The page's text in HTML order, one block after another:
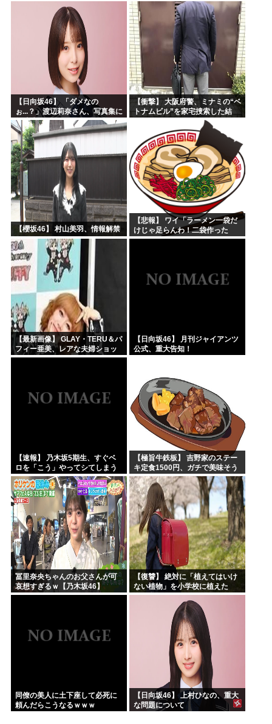
ろ！ 坂46】
【日向坂46】 「ダメなの
ぉ...？」渡辺莉奈さん、写真集に
興味津々
【衝撃】 大阪府警、ミナミの“ベ
トナムビル”を家宅捜索した結
【櫻坂46】 村山美羽、情報解禁
【悲報】 ワイ「ラーメン一袋だ
けじゃ足らんわ！二袋作った
ろ！」→結果ｗｗｗ
【最新画像】 GLAY・TERU＆パ
フィー亜美、レアな夫婦ショッ
トを公開してしまう！
【日向坂46】 月刊ジャイアンツ
公式、重大告知！
【速報】 乃木坂5期生、すぐベ
ロを「こう」やってシてしまう
ｗｗｗｗｗｗ
【極旨牛鉄板】 吉野家のステー
キ定食1500円、ガチで美味そう
ｗｗｗ
冨里奈央ちゃんのお父さんが可
哀想すぎるｗ【乃木坂46】
【復讐】 絶対に「植えてはいけ
ない植物」を小学校に植えた
→20年経って見に行くと…
「！？」衝撃の光景が・・・
同僚の美人に土下座して必死に
頼んだらこうなるｗｗｗ
【日向坂46】 上村ひなの、重大
な問題について